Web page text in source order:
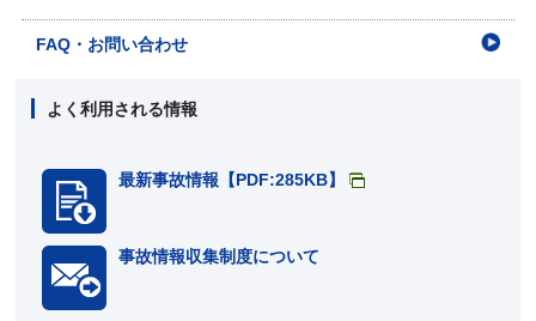
FAQ・お問い合わせ
よく利用される情報
最新事故情報【PDF:285KB】
事故情報収集制度について